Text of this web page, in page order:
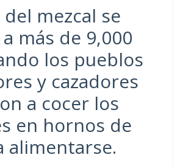
mezcal se
más de 9,000
los pueblos
y cazadores
a cocer los
en hornos de
alimentarse.